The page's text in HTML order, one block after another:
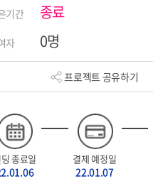
기간 종료
자 0명
프로젝트 공유하기
종료일 결제 예정일
22.01.07